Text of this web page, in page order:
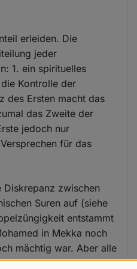
erleiden. Die
jeder
1. ein spirituelles
Kontrolle der
des Ersten macht das
das Zweite der
jedoch nur
für das
Diskrepanz zwischen
Suren auf (siehe
entstammt
in Mekka noch
mächtig war. Aber alle
weil sich damit